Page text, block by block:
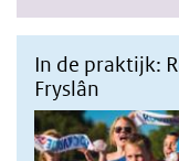
In de praktijk:
Fryslân